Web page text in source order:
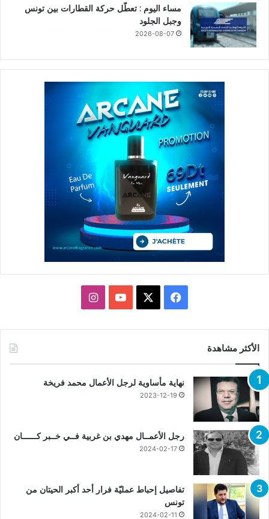
مساء اليوم : تعطّل حركة القطارات بين تونس
وجبل الجلود
2026-08-07
فيسبوك يوتيوبانستقرام
الأكثر مشاهدة
نهاية مأساوية لرجل الأعمال محمد فريخة
2023-12-19
رجل الأعمــال مهدي بن غربية فــي خــبر كــــــان
2024-02-17
تفاصيل إحباط عمليّة فرار أحد أكبر الحيتان من
تونس
2024-02-11